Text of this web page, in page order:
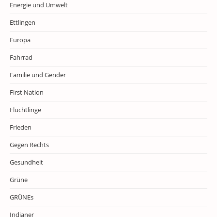
Energie und Umwelt
Ettlingen
Europa
Fahrrad
Familie und Gender
First Nation
Flüchtlinge
Frieden
Gegen Rechts
Gesundheit
Grüne
GRÜNEs
Indianer